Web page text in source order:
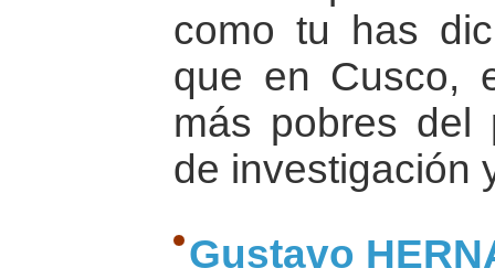
como tu has
que en Cusco,
más pobres del
de investigación
Gustavo